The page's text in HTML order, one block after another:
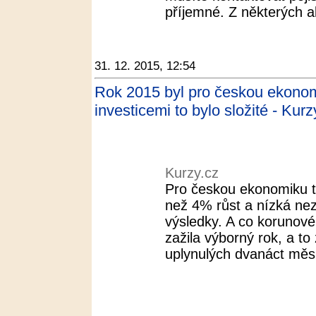
příjemné. Z některých
31. 12. 2015, 12:54
Rok 2015 byl pro českou
investicemi to bylo složité -
Kurzy.cz
Pro českou ekonomiku
než 4% růst a nízká
výsledky. A co
zažila výborný rok, a
uplynulých dvanáct